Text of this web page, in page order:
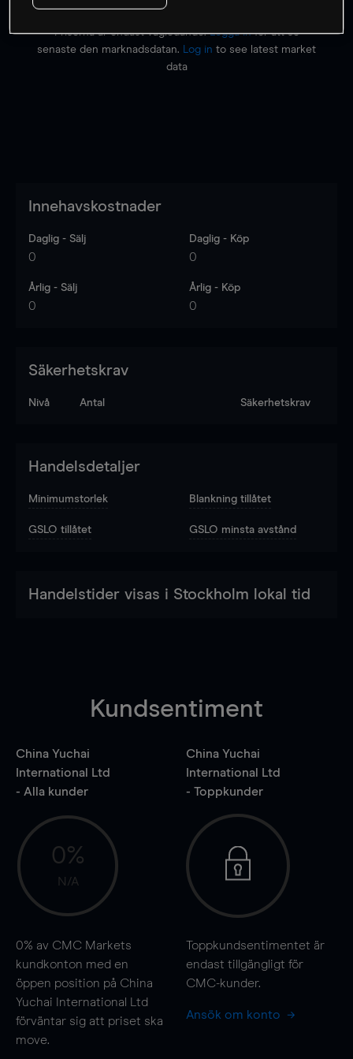
Priserna är endast vägledande.Logga inför att se
senaste den marknadsdatan.
Log in to see latest market
data
Innehavskostnader
Daglig - Sälj
0
Daglig - Köp
0
Årlig - Sälj
0
Årlig - Köp
0
Säkerhetskrav
Nivå Antal Säkerhetskrav
Handelsdetaljer
Minimumstorlek Blankning tillåtet
GSLO tillåtet GSLO minsta avstånd
Handelstider visas i Stockholm lokal tid
Kundsentiment
China Yuchai
International Ltd
- Alla kunder
0%
N/A
0% av CMC Markets
kundkonton med en
öppen position på China
Yuchai International Ltd
förväntar sig att priset ska
move.
China Yuchai
International Ltd
- Toppkunder
Toppkundsentimentet är
endast tillgängligt för
CMC-kunder.
Ansök om konto